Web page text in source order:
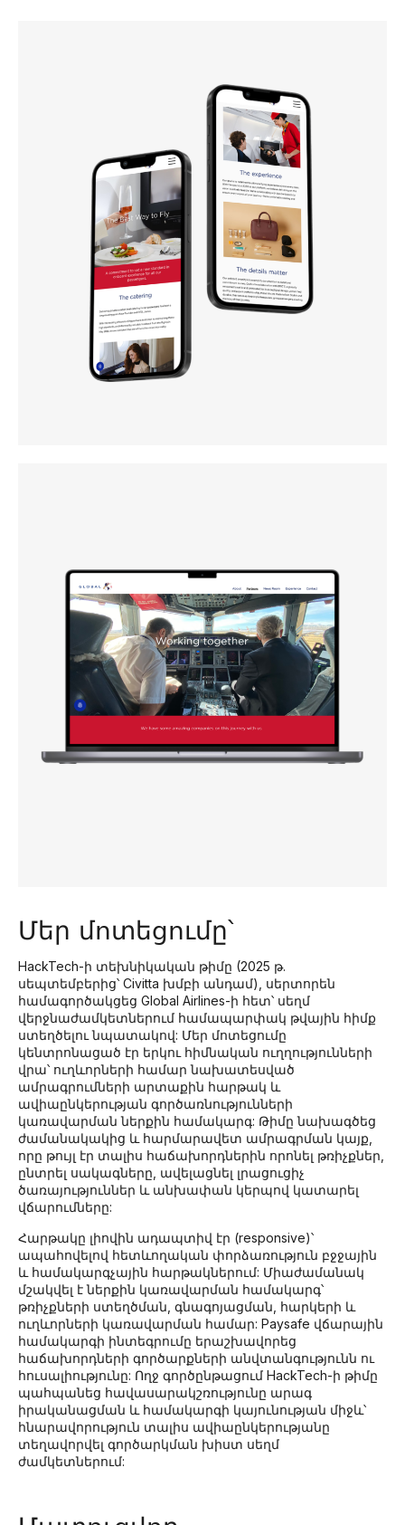
Մեր մոտեցումը՝
HackTech-ի տեխնիկական թիմը (2025 թ.
սեպտեմբերից՝ Civitta խմբի անդամ), սերտորեն
համագործակցեց Global Airlines-ի հետ՝ սեղմ
վերջնաժամկետներում համապարփակ թվային հիմք
ստեղծելու նպատակով: Մեր մոտեցումը
կենտրոնացած էր երկու հիմնական ուղղությունների
վրա՝ ուղևորների համար նախատեսված
ամրագրումների արտաքին հարթակ և
ավիաընկերության գործառնությունների
կառավարման ներքին համակարգ: Թիմը նախագծեց
ժամանակակից և հարմարավետ ամրագրման կայք,
որը թույլ էր տալիս հաճախորդներին որոնել թռիչքներ,
ընտրել սակագները, ավելացնել լրացուցիչ
ծառայություններ և անխափան կերպով կատարել
վճարումները:
Հարթակը լիովին ադապտիվ էր (responsive)՝
ապահովելով հետևողական փորձառություն բջջային
և համակարգչային հարթակներում: Միաժամանակ
մշակվել է ներքին կառավարման համակարգ՝
թռիչքների ստեղծման, գնագոյացման, հարկերի և
ուղևորների կառավարման համար: Paysafe վճարային
համակարգի ինտեգրումը երաշխավորեց
հաճախորդների գործարքների անվտանգությունն ու
հուսալիությունը: Ողջ գործընթացում HackTech-ի թիմը
պահպանեց հավասարակշռությունը արագ
իրականացման և համակարգի կայունության միջև՝
հնարավորություն տալիս ավիաընկերությանը
տեղավորվել գործարկման խիստ սեղմ
ժամկետներում: